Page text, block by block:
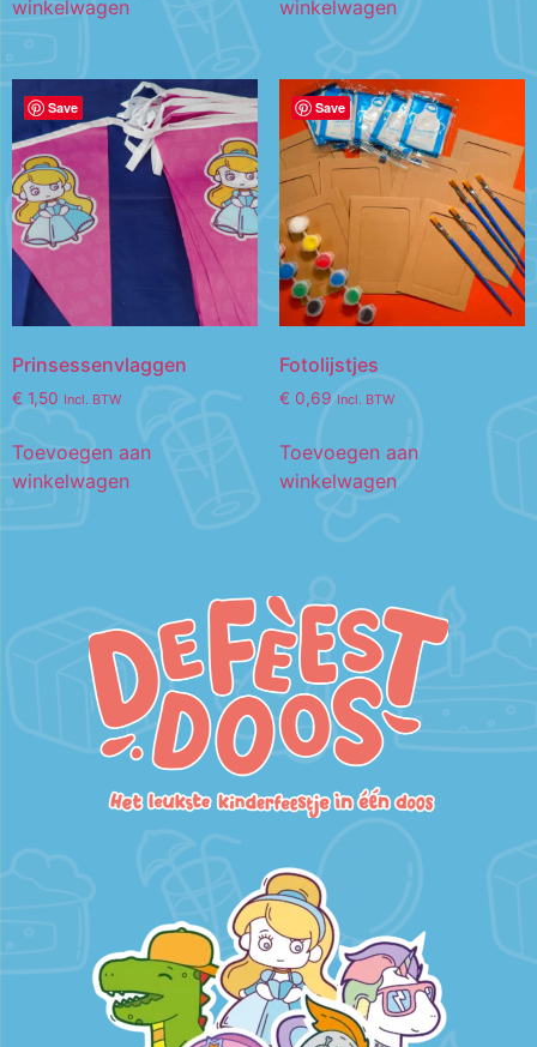
winkelwagen
winkelwagen
Save
Prinsessenvlaggen
€ 1,50 Incl. BTW
Toevoegen aan
winkelwagen
Save
Fotolijstjes
€ 0,69 Incl. BTW
Toevoegen aan
winkelwagen